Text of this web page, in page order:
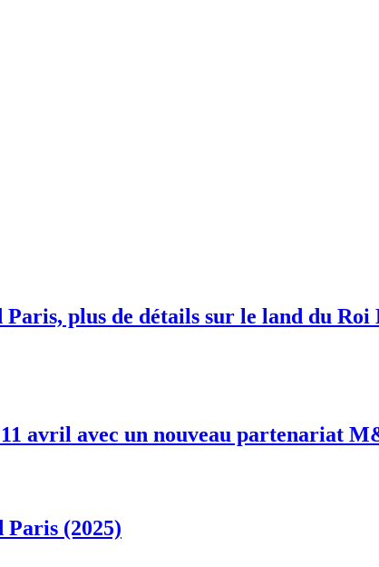
plus de détails sur le land du Roi
avril avec un nouveau partenariat
Paris (2025)